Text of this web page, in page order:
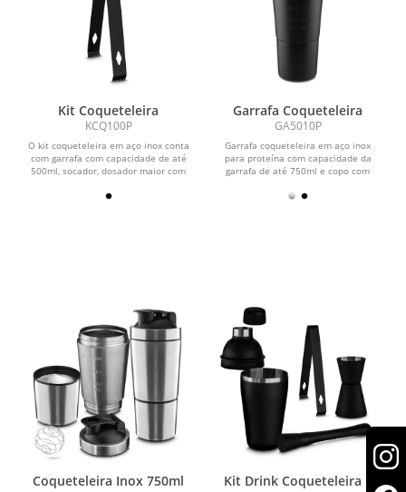
Kit Coqueteleira
KCQ100P
O kit coqueteleira em aço inox conta
com garrafa com capacidade de até
500ml, socador, dosador maior com
Garrafa Coqueteleira
GA5010P
Garrafa coqueteleira em aço inox
para proteína com capacidade da
garrafa de até 750ml e copo com
Coqueteleira Inox 750ml
Kit Drink Coqueteleira e